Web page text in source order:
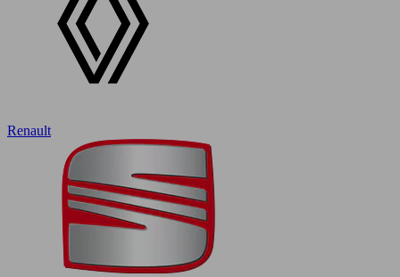
Renault